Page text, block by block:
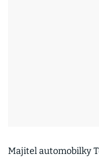
Majitel automobilky